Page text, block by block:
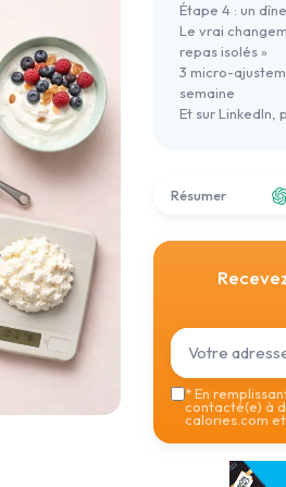
Étape 4 : un
Le vrai
repas isolés »
3 micro-
semaine
Et sur LinkedIn,
Résumer
*En
contacté(e) à
calories.com